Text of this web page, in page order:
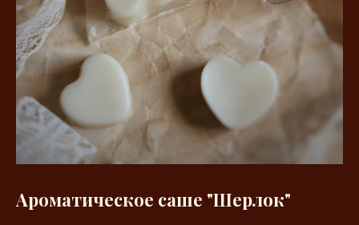
Ароматическое саше "Шерлок"